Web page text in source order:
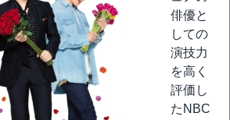
俳優と
しての
演技力
を高く
評価し
たNBC